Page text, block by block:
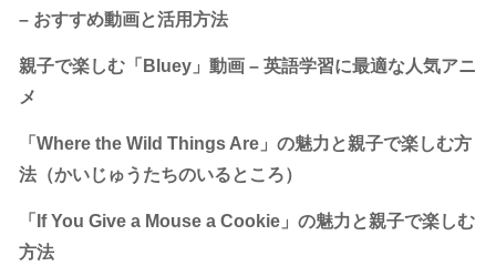
– おすすめ動画と活用方法
親子で楽しむ「Bluey」動画 – 英語学習に最適な人気アニ
メ
「Where the Wild Things Are」の魅力と親子で楽しむ方
法（かいじゅうたちのいるところ）
「If You Give a Mouse a Cookie」の魅力と親子で楽しむ
方法